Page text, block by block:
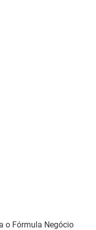
o Fórmula Negócio